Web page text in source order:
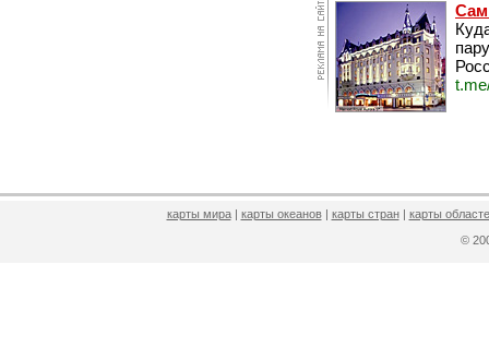
карты мира| карты океанов| карты стран| карты
©